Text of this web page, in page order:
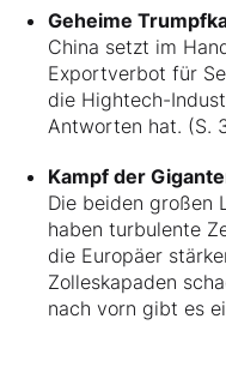
Geheime
China setzt im
Exportverbot für
die Hightech-
Antworten hat. (S.
Kampf der
Die beiden großen
haben turbulente
die Europäer
Zolleskapaden
nach vorn gibt es